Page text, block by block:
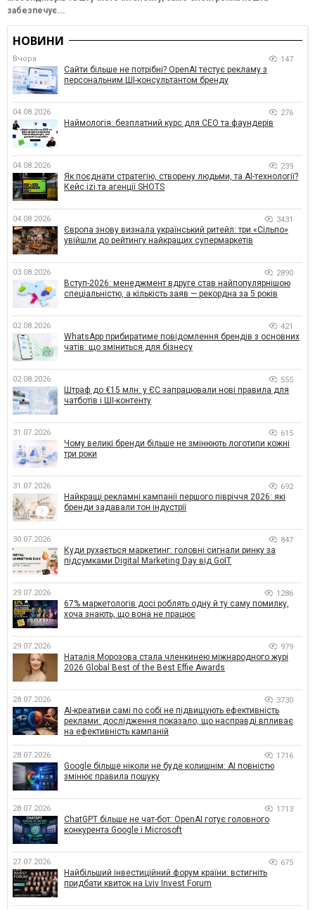
забезпечує...
НОВИНИ
Вчора 147
Сайти більше не потрібні? OpenAI тестує рекламу з
персональним ШІ-консультантом бренду
04.08.2026 276
Наймологія: безплатний курс для CEO та фаундерів
04.08.2026 239
Як поєднати стратегію, створену людьми, та AI-технології?
Кейс izi та агенції SHOTS
04.08.2026 3431
Європа знову визнала український ритейл: три «Сільпо»
увійшли до рейтингу найкращих супермаркетів
03.08.2026 2890
Вступ-2026: менеджмент вдруге став найпопулярнішою
спеціальністю, а кількість заяв — рекордна за 5 років
02.08.2026 421
WhatsApp прибиратиме повідомлення брендів з основних
чатів: що зміниться для бізнесу
02.08.2026 555
Штраф до €15 млн: у ЄС запрацювали нові правила для
чатботів і ШІ-контенту
31.07.2026 615
Чому великі бренди більше не змінюють логотипи кожні
три роки
31.07.2026 692
Найкращі рекламні кампанії першого півріччя 2026: які
бренди задавали тон індустрії
30.07.2026 847
Куди рухається маркетинг: головні сигнали ринку за
підсумками Digital Marketing Day від GoIT
29.07.2026 1286
67% маркетологів досі роблять одну й ту саму помилку,
хоча знають, що вона не працює
29.07.2026 979
Наталія Морозова стала членкинею міжнародного журі
2026 Global Best of the Best Effie Awards
28.07.2026 3730
AI-креативи самі по собі не підвищують ефективність
реклами: дослідження показало, що насправді впливає
на ефективність кампаній
28.07.2026 1716
Google більше ніколи не буде колишнім: AI повністю
змінює правила пошуку
28.07.2026 1713
ChatGPT більше не чат-бот: OpenAI готує головного
конкурента Google і Microsoft
27.07.2026 675
Найбільший інвестиційний форум країни: встигніть
придбати квиток на Lviv Invest Forum